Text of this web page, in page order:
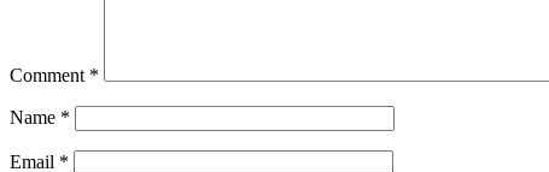
Comment *
Name *
Email *